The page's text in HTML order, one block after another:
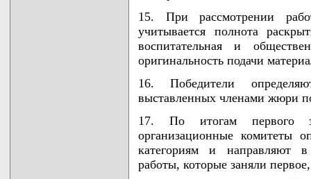
15. При рассмотрении
учитывается полнота
воспитательная и
оригинальность подачи
16. Победители
выставленных членами жюри
17. По итогам первого
организационные комитеты
категориям и направляют в
работы, которые заняли